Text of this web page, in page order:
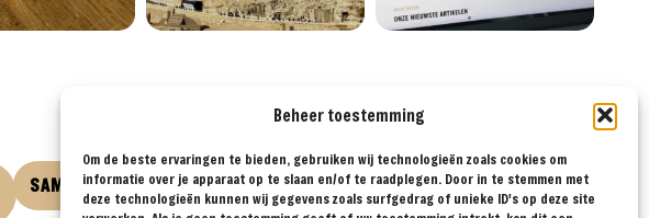
Beheer toestemming
Om de beste ervaringen te bieden, gebruiken wij technologieën zoals cookies om
informatie over je apparaat op te slaan en/of te raadplegen. Door in te stemmen met
deze technologieën kunnen wij gegevens zoals surfgedrag of unieke ID's op deze site
SAMENWERKENVOLG ONS OP SOCIAL